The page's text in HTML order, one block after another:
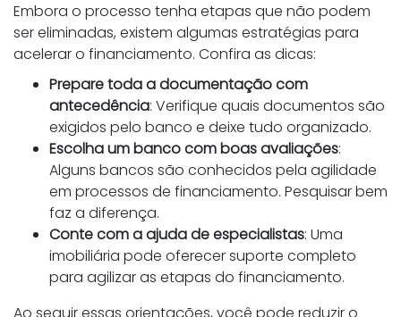
Embora o processo tenha etapas que não podem
ser eliminadas, existem algumas estratégias para
acelerar o financiamento. Confira as dicas:
Prepare toda a documentação com
antecedência: Verifique quais documentos são
exigidos pelo banco e deixe tudo organizado.
Escolha um banco com boas avaliações:
Alguns bancos são conhecidos pela agilidade
em processos de financiamento. Pesquisar bem
faz a diferença.
Conte com a ajuda de especialistas: Uma
imobiliária pode oferecer suporte completo
para agilizar as etapas do financiamento.